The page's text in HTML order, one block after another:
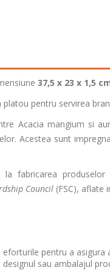
37,5 x 23 x 1,5
pentru servirea
Acacia mangium si
Acestea sunt
fabricarea
Council (FSC), aflate
pentru a
sau ambalajul